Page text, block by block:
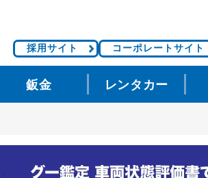
採用サイト コーポレートサイト
鈑金 レンタカー